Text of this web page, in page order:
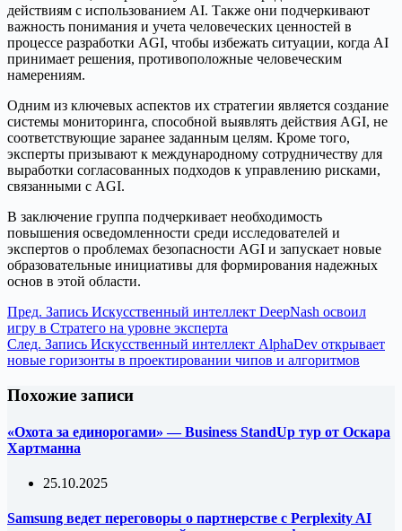
действиям с использованием AI. Также они подчеркивают
важность понимания и учета человеческих ценностей в
процессе разработки AGI, чтобы избежать ситуации, когда AI
принимает решения, противоположные человеческим
намерениям.
Одним из ключевых аспектов их стратегии является создание
системы мониторинга, способной выявлять действия AGI, не
соответствующие заранее заданным целям. Кроме того,
эксперты призывают к международному сотрудничеству для
выработки согласованных подходов к управлению рисками,
связанными с AGI.
В заключение группа подчеркивает необходимость
повышения осведомленности среди исследователей и
экспертов о проблемах безопасности AGI и запускает новые
образовательные инициативы для формирования надежных
основ в этой области.
Пред. Запись Искусственный интеллект DeepNash освоил
игру в Стратего на уровне эксперта
След. Запись Искусственный интеллект AlphaDev открывает
новые горизонты в проектировании чипов и алгоритмов
Похожие записи
«Охота за единорогами» — Business StandUp тур от Оскара
Хартманна
25.10.2025
Samsung ведет переговоры о партнерстве с Perplexity AI